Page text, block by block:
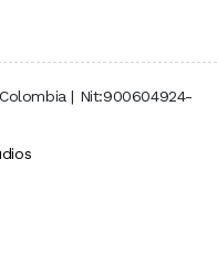
| Nit:900604924-